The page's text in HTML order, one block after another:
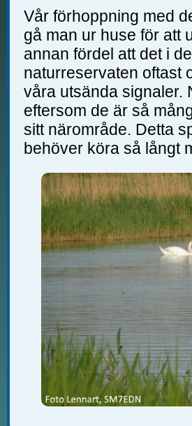
Vår förhoppning med
gå man ur huse för att
annan fördel att det i
naturreservaten oftast
våra utsända signaler.
eftersom de är så
sitt närområde. Detta
behöver köra så långt